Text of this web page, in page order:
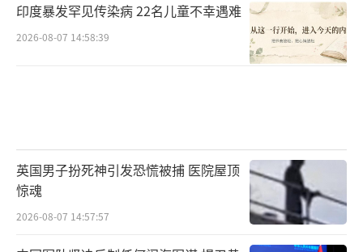
印度暴发罕见传染病 22名儿童不幸遇难
2026-08-07 14:58:39
英国男子扮死神引发恐慌被捕 医院屋顶
惊魂
2026-08-07 14:57:57